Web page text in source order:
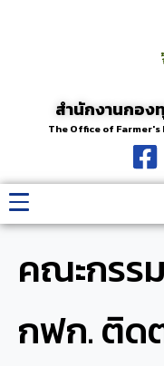
สำนักงานกอง
The Office of
คณะกรร
กฟก. ติด